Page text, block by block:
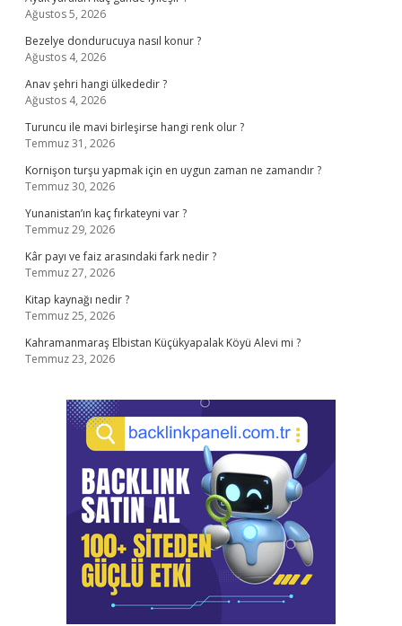
Ağustos 5, 2026
Bezelye dondurucuya nasıl konur ?
Ağustos 4, 2026
Anav şehri hangi ülkededir ?
Ağustos 4, 2026
Turuncu ile mavi birleşirse hangi renk olur ?
Temmuz 31, 2026
Kornişon turşu yapmak için en uygun zaman ne zamandır ?
Temmuz 30, 2026
Yunanistan’ın kaç fırkateyni var ?
Temmuz 29, 2026
Kâr payı ve faiz arasındaki fark nedir ?
Temmuz 27, 2026
Kitap kaynağı nedir ?
Temmuz 25, 2026
Kahramanmaraş Elbistan Küçükyapalak Köyü Alevi mi ?
Temmuz 23, 2026